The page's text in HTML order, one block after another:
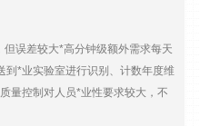
，形成了一个完整的地面气象观
数，如气温和相对湿度、风速和风
误差较大*高分钟级额外需求每天
到*业实验室进行识别、计数年度维
量控制对人员*业性要求较大，不